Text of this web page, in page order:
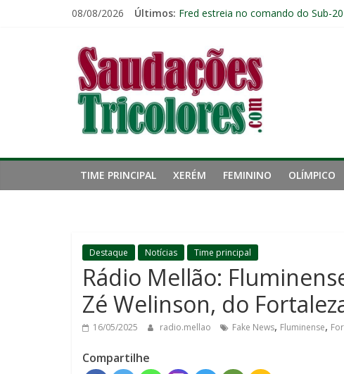
08/08/2026 Últimos: Fred estreia no comando do Sub-
Retrospecto não ajuda:
Cria de Xerém, zagueiro do
Saudações
Tricolores
TIME PRINCIPAL XERÉM FEMININO OLÍMPICO
Destaque Notícias Time principal
Rádio Mellão:
Zé Welinson, do
16/05/2025 radio.mellao Fake News, Fluminense,
Compartilhe